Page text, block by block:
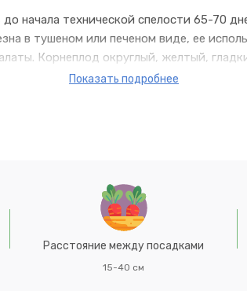
начала технической спелости 65-70
в тушеном или печеном виде, ее
Корнеплод округлый, желтый,
без грубых волокон, содержат много
Показать подробнее
Расстояние между посадками
15-40 см